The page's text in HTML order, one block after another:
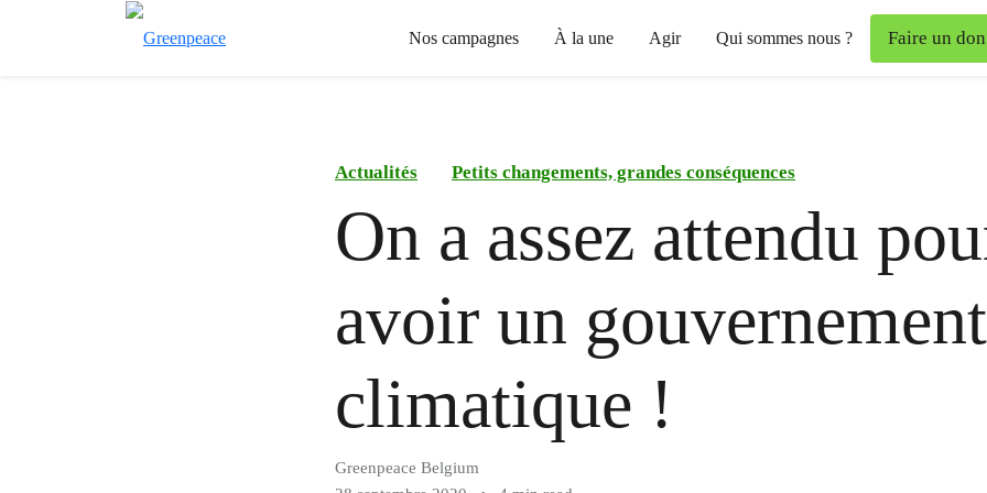
Nos campagnes À la une Agir Qui sommes nous ? Faire un don
Actualités Petits changements, grandes conséquences
On a assez attendu
avoir un gouvernement
climatique !
Greenpeace Belgium